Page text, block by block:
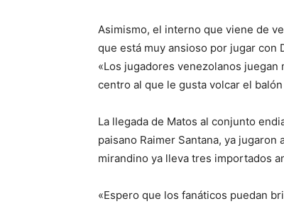
Asimismo, el interno que viene de
que está muy ansioso por jugar con
«Los jugadores venezolanos
centro al que le gusta volcar el
La llegada de Matos al conjunto
paisano Raimer Santana, ya
mirandino ya lleva tres importados
«Espero que los fanáticos puedan